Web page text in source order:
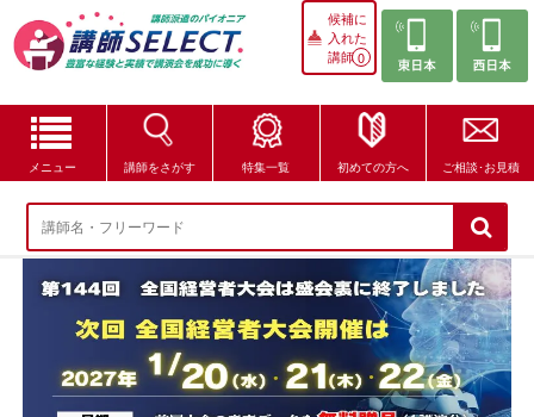
候補に
入れた
講師0
メニュー 講師をさがす 特集一覧 初めての方へ ご相談･お見積
講師をさがす
特集一覧
講師セレクトが選ばれる理由
ブログ・コラム